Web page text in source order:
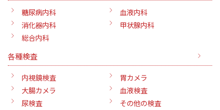
糖尿病内科
血液内科
消化器内科
甲状腺内科
総合内科
各種検査
内視鏡検査
胃カメラ
大腸カメラ
血液検査
尿検査
その他の検査